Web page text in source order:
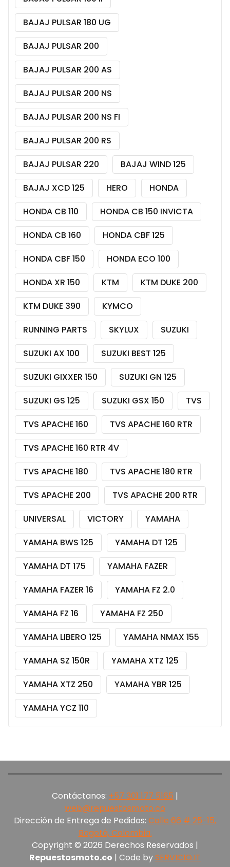
BAJAJ PULSAR 180 UG
BAJAJ PULSAR 200
BAJAJ PULSAR 200 AS
BAJAJ PULSAR 200 NS
BAJAJ PULSAR 200 NS FI
BAJAJ PULSAR 200 RS
BAJAJ PULSAR 220
BAJAJ WIND 125
BAJAJ XCD 125
HERO
HONDA
HONDA CB 110
HONDA CB 150 INVICTA
HONDA CB 160
HONDA CBF 125
HONDA CBF 150
HONDA ECO 100
HONDA XR 150
KTM
KTM DUKE 200
KTM DUKE 390
KYMCO
RUNNING PARTS
SKYLUX
SUZUKI
SUZUKI AX 100
SUZUKI BEST 125
SUZUKI GIXXER 150
SUZUKI GN 125
SUZUKI GS 125
SUZUKI GSX 150
TVS
TVS APACHE 160
TVS APACHE 160 RTR
TVS APACHE 160 RTR 4V
TVS APACHE 180
TVS APACHE 180 RTR
TVS APACHE 200
TVS APACHE 200 RTR
UNIVERSAL
VICTORY
YAMAHA
YAMAHA BWS 125
YAMAHA DT 125
YAMAHA DT 175
YAMAHA FAZER
YAMAHA FAZER 16
YAMAHA FZ 2.0
YAMAHA FZ 16
YAMAHA FZ 250
YAMAHA LIBERO 125
YAMAHA NMAX 155
YAMAHA SZ 150R
YAMAHA XTZ 125
YAMAHA XTZ 250
YAMAHA YBR 125
YAMAHA YCZ 110
Contáctanos: +57 301 177 5165‬ |
web@repuestosmoto.co
Dirección de Entrega de Pedidos: Calle 66 # 25-15,
Bogotá, Colombia.
Copyright © 2026 Derechos Reservados |
Repuestosmoto.co | Code bySERVICIO.IT